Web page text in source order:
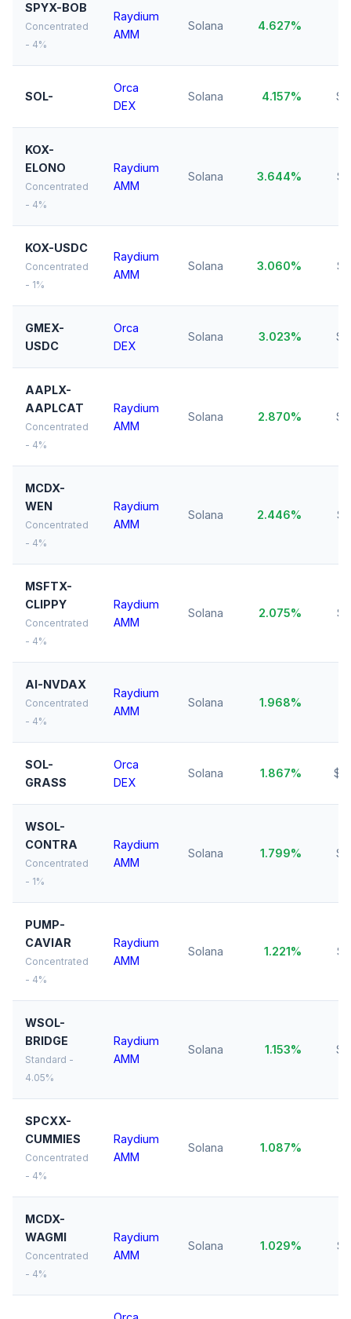
SPYX-BOB
Concentrated
- 4%
Raydium
AMM
Solana 4.627%
SOL-
Orca
DEX
Solana 4.157%
KOX-
ELONO
Concentrated
- 4%
Raydium
AMM
Solana 3.644%
KOX-USDC
Concentrated
- 1%
Raydium
AMM
Solana 3.060%
GMEX-
USDC
Orca
DEX
Solana 3.023%
AAPLX-
AAPLCAT
Concentrated
- 4%
Raydium
AMM
Solana 2.870%
MCDX-
WEN
Concentrated
- 4%
Raydium
AMM
Solana 2.446%
MSFTX-
CLIPPY
Concentrated
- 4%
Raydium
AMM
Solana 2.075%
AI-NVDAX
Concentrated
- 4%
Raydium
AMM
Solana 1.968%
SOL-
GRASS
Orca
DEX
Solana 1.867%
WSOL-
CONTRA
Concentrated
- 1%
Raydium
AMM
Solana 1.799%
PUMP-
CAVIAR
Concentrated
- 4%
Raydium
AMM
Solana 1.221%
WSOL-
BRIDGE
Standard -
4.05%
Raydium
AMM
Solana 1.153%
SPCXX-
CUMMIES
Concentrated
- 4%
Raydium
AMM
Solana 1.087%
MCDX-
WAGMI
Concentrated
- 4%
Raydium
AMM
Solana 1.029%